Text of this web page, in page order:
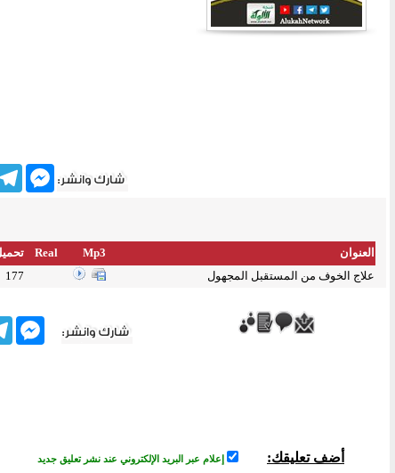
العنوان Mp3
Real
علاج الخوف من المستقبل المجهول
177
أضف تعليقك: إعلام عبر البريد الإلكتروني عند نشر تعليق جديد